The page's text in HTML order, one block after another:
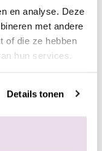
en analyse. Deze
met andere
of die ze hebben
hun services.
Details tonen
een optimaal
aan te brengen
glitters op en